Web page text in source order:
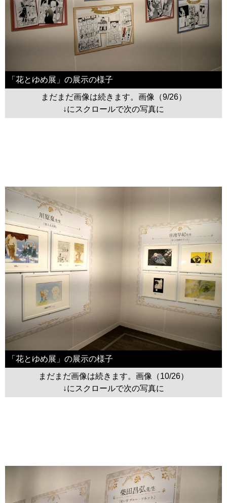
「花とゆめ展」の展示の様子
まだまだ画像は続きます。画像（9/26）
↓にスクロールで次の写真に
「花とゆめ展」の展示の様子
まだまだ画像は続きます。画像（10/26）
↓にスクロールで次の写真に